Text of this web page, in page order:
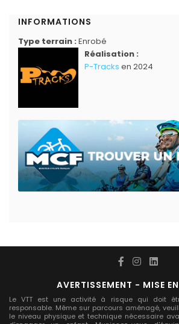
INFORMATIONS
Type terrain : Enrobé
Réalisation :
P-Tracks en 2024
AVERTISSEMENT - MISE
Le VTT est une activité à risque qui doit
responsable. Même sur parcours aménagé,
le niveau physique et technique nécessaire